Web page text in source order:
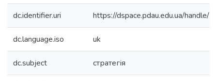
dc.identifier.uri https://dspace.pdau.edu.ua/
dc.language.iso uk
dc.subject стратегія